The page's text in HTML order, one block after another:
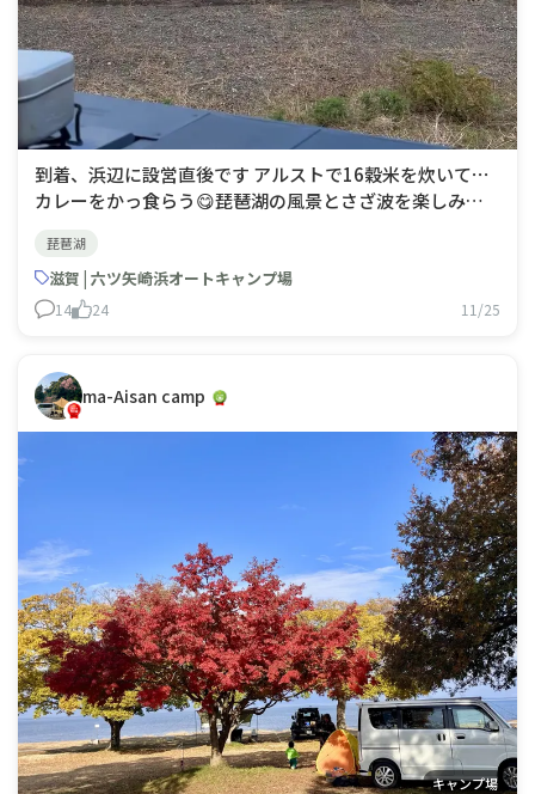
到着、浜辺に設営直後です アルストで16穀米を炊いて⋯
カレーをかっ食らう😋琵琶湖の風景とさざ波を楽しみな
琵琶湖
滋賀 | 六ツ矢崎浜オートキャンプ場
14 24 11/25
ma-Aisan camp
キャンプ場